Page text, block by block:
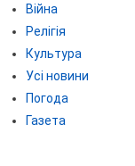
Війна
Релігія
Культура
Усі новини
Погода
Газета